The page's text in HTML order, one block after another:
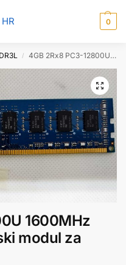
0
/ 4GB 2Rx8 PC3-12800U 1600MHz DDR3 RAM memorijski modul za stolna računala
1600MHz
modul za